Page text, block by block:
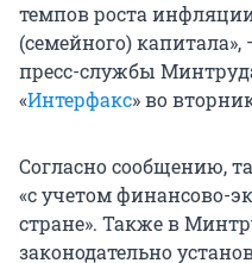
темпов роста
(семейного)
пресс-службы
«Интерфакс» во
Согласно сообщению,
«с учетом финансово-
стране». Также в
законодательно